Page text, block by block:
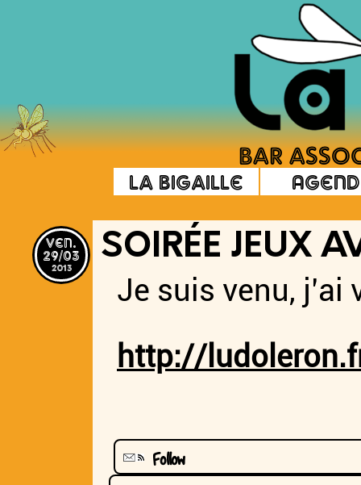
La Bigaille
ven.
29/03
2013
SOIRÉE JEUX
Je suis venu, j’ai
http://
Follow